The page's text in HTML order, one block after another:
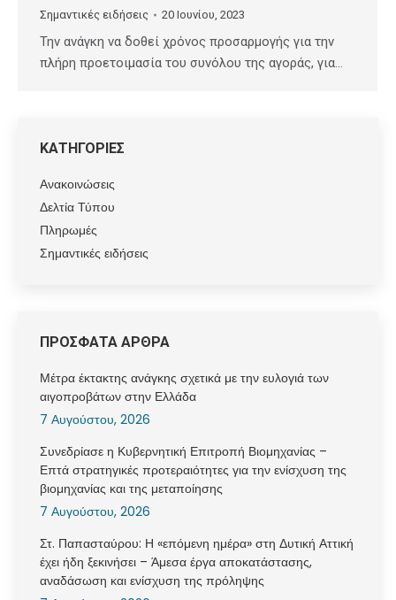
Σημαντικές ειδήσεις 20 Ιουνίου, 2023
Την ανάγκη να δοθεί χρόνος προσαρμογής για την
πλήρη προετοιμασία του συνόλου της αγοράς, για…
ΚΑΤΗΓΟΡΙΕΣ
Ανακοινώσεις
Δελτία Τύπου
Πληρωμές
Σημαντικές ειδήσεις
ΠΡΟΣΦΑΤΑ ΑΡΘΡΑ
Μέτρα έκτακτης ανάγκης σχετικά με την ευλογιά των
αιγοπροβάτων στην Ελλάδα
7 Αυγούστου, 2026
Συνεδρίασε η Κυβερνητική Επιτροπή Βιομηχανίας –
Επτά στρατηγικές προτεραιότητες για την ενίσχυση της
βιομηχανίας και της μεταποίησης
7 Αυγούστου, 2026
Στ. Παπασταύρου: Η «επόμενη ημέρα» στη Δυτική Αττική
έχει ήδη ξεκινήσει – Άμεσα έργα αποκατάστασης,
αναδάσωση και ενίσχυση της πρόληψης